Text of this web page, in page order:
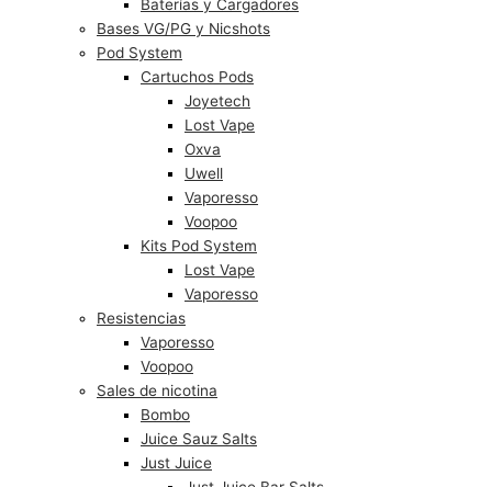
Baterías y Cargadores
Bases VG/PG y Nicshots
Pod System
Cartuchos Pods
Joyetech
Lost Vape
Oxva
Uwell
Vaporesso
Voopoo
Kits Pod System
Lost Vape
Vaporesso
Resistencias
Vaporesso
Voopoo
Sales de nicotina
Bombo
Juice Sauz Salts
Just Juice